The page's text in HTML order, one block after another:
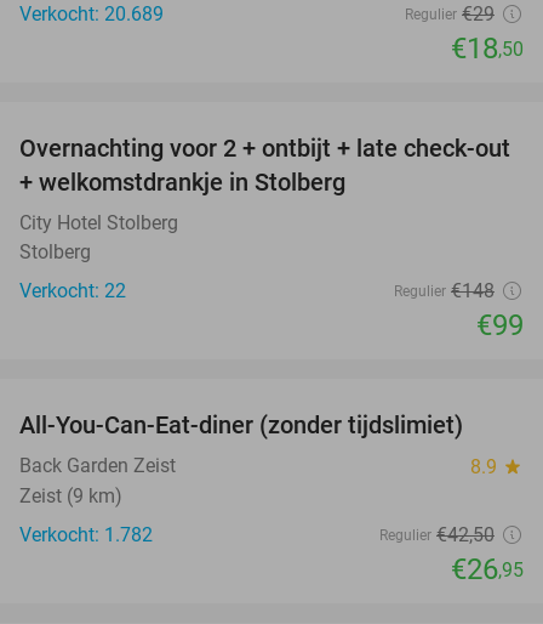
Verkocht: 20.689
Regulier €29
€18,50
33%
Overnachting voor 2 + ontbijt + late check-out
+ welkomstdrankje in Stolberg
City Hotel Stolberg
Stolberg
Verkocht: 22
Regulier €148
€99
All-You-Can-Eat-diner (zonder tijdslimiet)
Back Garden Zeist 8.9 star
Zeist (9 km)
Verkocht: 1.782
Regulier €42,50
€26,95